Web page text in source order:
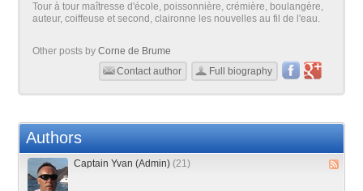
Tour à tour maîtresse d'école, poissonnière, crémière, boulangère,
auteur, coiffeuse et second, claironne les nouvelles au fil de l'eau.
Other posts byCorne de Brume
Contact author
Full biography
Authors
Captain Yvan (Admin) (21)